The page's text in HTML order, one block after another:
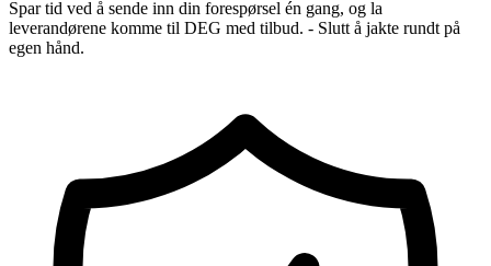
Spar tid ved å sende inn din forespørsel én gang, og la
leverandørene komme til DEG med tilbud. - Slutt å jakte rundt på
egen hånd.